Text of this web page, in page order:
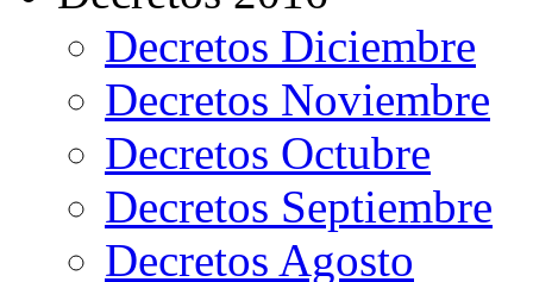
Decretos Diciembre
Decretos Noviembre
Decretos Octubre
Decretos Septiembre
Decretos Agosto